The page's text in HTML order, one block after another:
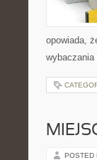
opowiada,
POSTED